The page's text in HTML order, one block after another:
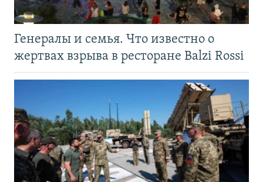
Генералы и семья. Что известно о
жертвах взрыва в ресторане Balzi Rossi